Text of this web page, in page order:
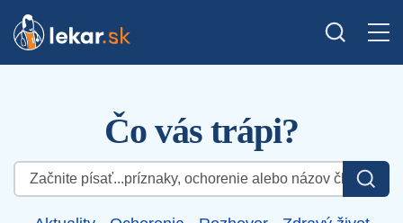
Čo vás trápi?
Hľadať: